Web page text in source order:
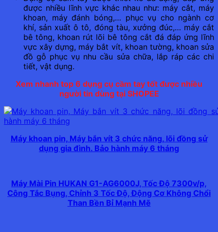
được nhiều lĩnh vực khác nhau như: máy cắt, máy
khoan, máy đánh bóng,… phục vụ cho ngành cơ
khí, sản xuất ô tô, đóng tàu, xưởng đúc,… máy cắt
bê tông, khoan rút lõi bê tông cắt đá đáp ứng lĩnh
vực xây dựng, máy bắt vít, khoan tường, khoan sửa
đồ gỗ phục vụ nhu cầu sửa chữa, lắp ráp các chi
tiết, vật dụng.
Xem nhanh top 6 dụng cụ cầm tay tốt được nhiều
người tin dùng tại SHOPEE
Máy khoan pin, Máy bắn vít 3 chức năng, lõi đồng sử
dụng gia đình. Bảo hành máy 6 tháng
Máy Mài Pin HUKAN G1-AG6000J, Tốc Độ 7300v/p,
Công Tắc Bụng, Chỉnh 3 Tốc Độ, Động Cơ Không Chổi
Than Bền Bỉ Mạnh Mẽ